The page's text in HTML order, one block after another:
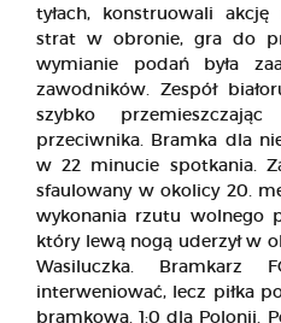
tyłach, konstruowali
strat w obronie, gra do
wymianie podań była
zawodników. Zespół
szybko
przeciwnika. Bramka dla
w 22 minucie spotkania.
sfaulowany w okolicy 20.
wykonania rzutu wolnego
który lewą nogą uderzył w
Wasiluczka. Bramkarz
interweniować, lecz piłka
bramkową. 1:0 dla Polonii.